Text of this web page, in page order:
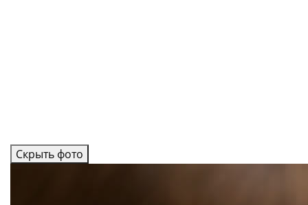
Скрыть фото